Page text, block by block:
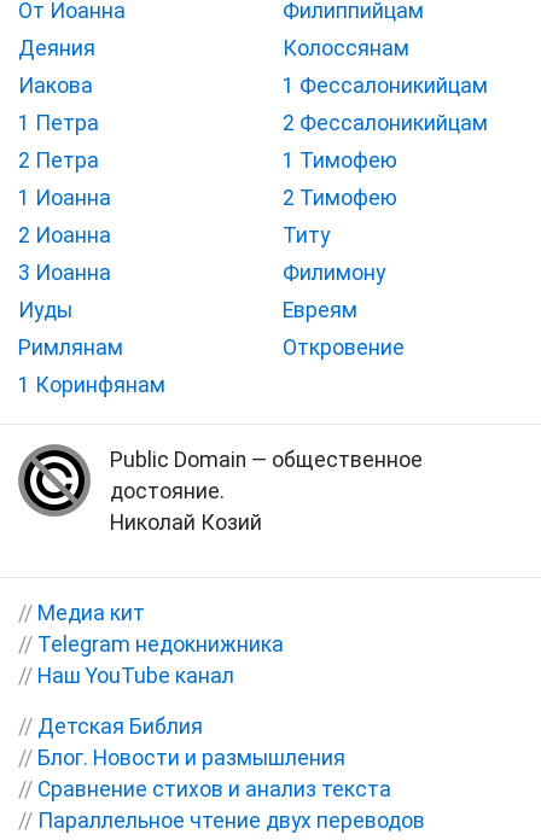
От Иоанна
Деяния
Иакова
1 Петра
2 Петра
1 Иоанна
2 Иоанна
3 Иоанна
Иуды
Римлянам
1 Коринфянам
Филиппийцам
Колоссянам
1 Фессалоникийцам
2 Фессалоникийцам
1 Тимофею
2 Тимофею
Титу
Филимону
Евреям
Откровение
Public Domain — общественное
достояние.
Николай Козий
// Медиа кит
// Telegram недокнижника
// Наш YouTube канал
// Детская Библия
// Блог. Новости и размышления
// Сравнение стихов и анализ текста
// Параллельное чтение двух переводов